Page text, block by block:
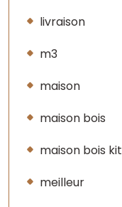
livraison
m3
maison
maison bois
maison bois kit
meilleur